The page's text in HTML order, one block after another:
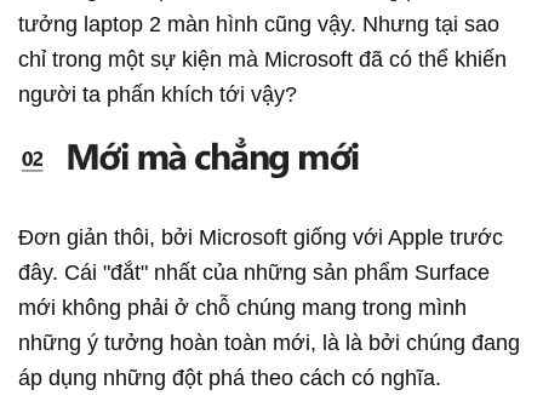
tưởng laptop 2 màn hình cũng vậy. Nhưng tại sao
chỉ trong một sự kiện mà Microsoft đã có thể khiến
người ta phấn khích tới vậy?
Đơn giản thôi, bởi Microsoft giống với Apple trước
đây. Cái "đắt" nhất của những sản phẩm Surface
mới không phải ở chỗ chúng mang trong mình
những ý tưởng hoàn toàn mới, là là bởi chúng đang
áp dụng những đột phá theo cách có nghĩa.